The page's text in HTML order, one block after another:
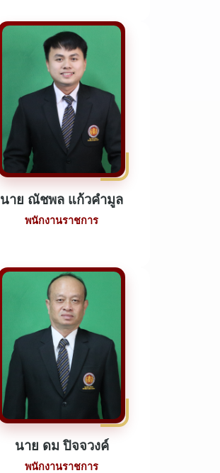
นาย ณัชพล แก้วคำมูล
พนักงานราชการ
นาย ดม ปิจจวงค์
พนักงานราชการ